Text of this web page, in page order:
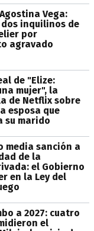
Vega:
inquilinos de
por
agravado
de "Elize:
mujer", la
de Netflix sobre
esposa que
su marido
media sanción a
de la
el Gobierno
en la Ley del
a 2027: cuatro
el